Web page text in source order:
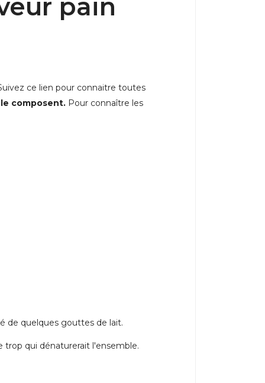
pain
ce lien pour connaitre toutes
composent. Pour connaître les
de quelques gouttes de lait.
trop qui dénaturerait l'ensemble.